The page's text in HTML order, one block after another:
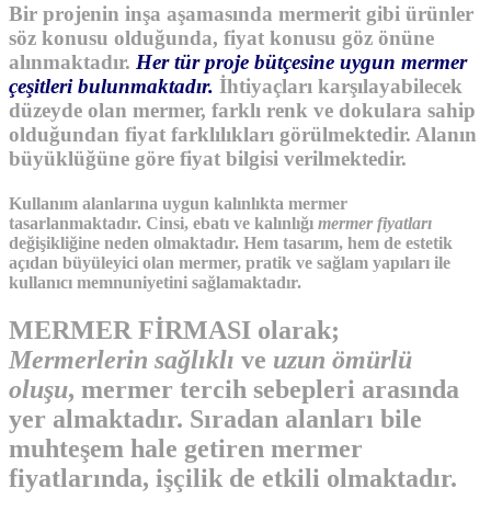
Bir projenin inşa aşamasında mermerit gibi ürünler
söz konusu olduğunda, fiyat konusu göz önüne
alınmaktadır. Her tür proje bütçesine uygun mermer
çeşitleri bulunmaktadır. İhtiyaçları karşılayabilecek
düzeyde olan mermer, farklı renk ve dokulara sahip
olduğundan fiyat farklılıkları görülmektedir. Alanın
büyüklüğüne göre fiyat bilgisi verilmektedir.
Kullanım alanlarına uygun kalınlıkta mermer
tasarlanmaktadır. Cinsi, ebatı ve kalınlığı mermer fiyatları
değişikliğine neden olmaktadır. Hem tasarım, hem de estetik
açıdan büyüleyici olan mermer, pratik ve sağlam yapıları ile
kullanıcı memnuniyetini sağlamaktadır.
MERMER FİRMASI olarak;
Mermerlerin sağlıklı ve uzun ömürlü
oluşu, mermer tercih sebepleri arasında
yer almaktadır. Sıradan alanları bile
muhteşem hale getiren mermer
fiyatlarında, işçilik de etkili olmaktadır.